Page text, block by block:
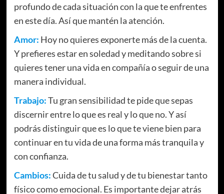
profundo de cada situación con la que te enfrentes
en este día. Así que mantén la atención.
Amor: Hoy no quieres exponerte más de la cuenta.
Y prefieres estar en soledad y meditando sobre si
quieres tener una vida en compañía o seguir de una
manera individual.
Trabajo:Tu gran sensibilidad te pide que sepas
discernir entre lo que es real y lo que no. Y así
podrás distinguir que es lo que te viene bien para
continuar en tu vida de una forma más tranquila y
con confianza.
Cambios:Cuida de tu salud y de tu bienestar tanto
físico como emocional. Es importante dejar atrás